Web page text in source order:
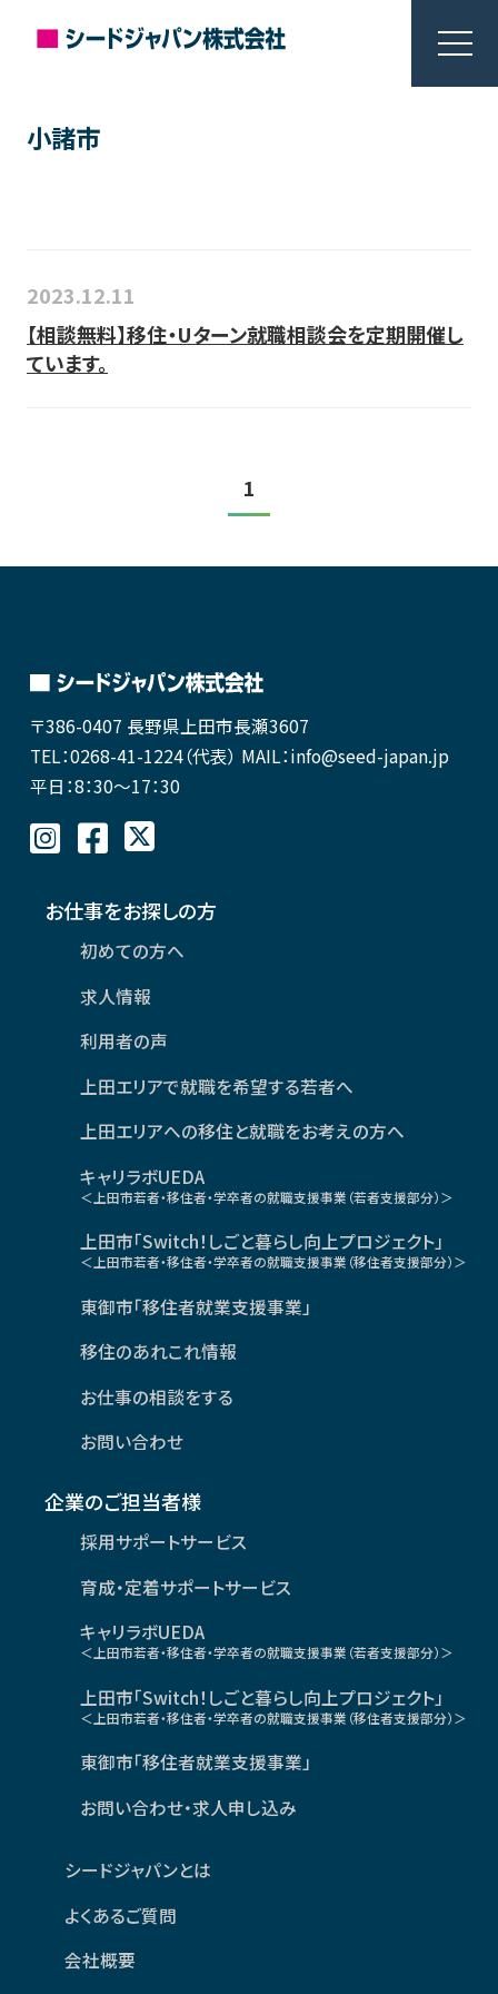
小諸市
2023.12.11
【相談無料】移住・Uターン就職相談会を定期開催し
ています。
1
〒386-0407 長野県上田市長瀬3607
TEL：0268-41-1224（代表） MAIL：info@seed-japan.jp
平日：8：30～17：30
お仕事をお探しの方
初めての方へ
求人情報
利用者の声
上田エリアで就職を希望する若者へ
上田エリアへの移住と就職をお考えの方へ
キャリラボUEDA
＜上田市若者・移住者・学卒者の就職支援事業（若者支援部分）＞
上田市「Switch！しごと暮らし向上プロジェクト」
＜上田市若者・移住者・学卒者の就職支援事業（移住者支援部分）＞
東御市「移住者就業支援事業」
移住のあれこれ情報
お仕事の相談をする
お問い合わせ
企業のご担当者様
採用サポートサービス
育成・定着サポートサービス
キャリラボUEDA
＜上田市若者・移住者・学卒者の就職支援事業（若者支援部分）＞
上田市「Switch！しごと暮らし向上プロジェクト」
＜上田市若者・移住者・学卒者の就職支援事業（移住者支援部分）＞
東御市「移住者就業支援事業」
お問い合わせ・求人申し込み
シードジャパンとは
よくあるご質問
会社概要